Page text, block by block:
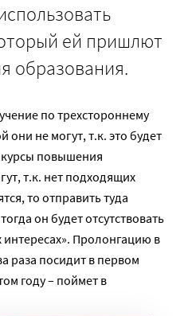
ей пришлют
образования.
по трехстороннему
они не могут, т.к. это будет
курсы повышения
т.к. нет подходящих
то отправить туда
он будет отсутствовать
интересах». Пролонгацию в
раза посидит в первом
году – поймет в